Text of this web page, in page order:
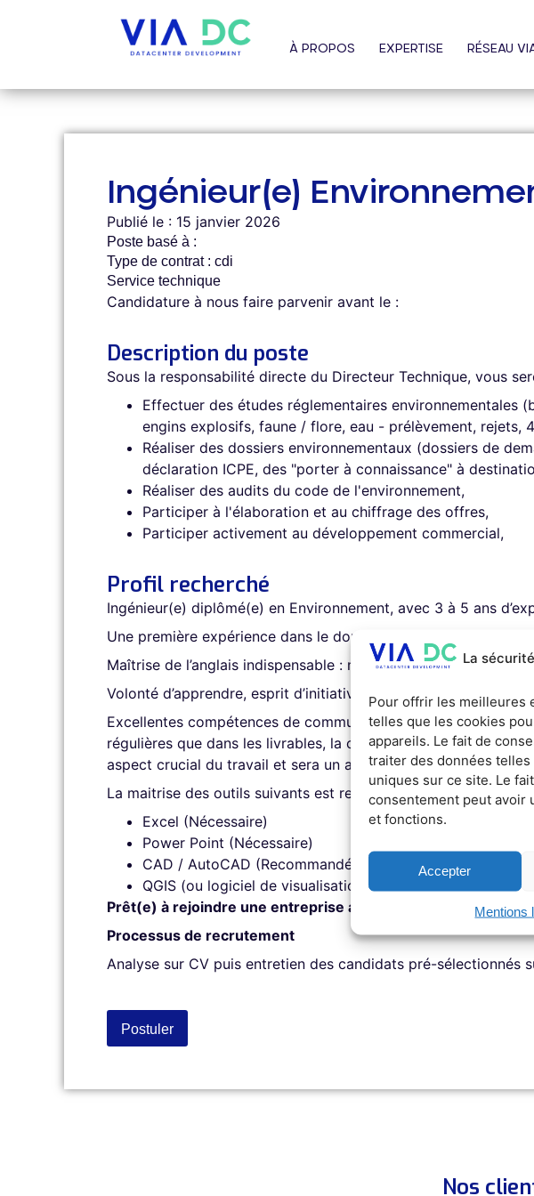
La
Pour offrir les meilleures
telles que les cookies
appareils. Le fait de
traiter des données
uniques sur ce site. Le
consentement peut avoir
et fonctions.
Accepter
Mentions
À PROPOS EXPERTISE RÉSEAU
Ingénieur(e)
Publié le : 15 janvier 2026
Poste basé à :
Type de contrat : cdi
Service technique
Candidature à nous faire parvenir avant le :
Description du poste
Sous la responsabilité directe du Directeur Technique, vous
Effectuer des études réglementaires environnementales
engins explosifs, faune / flore, eau - prélèvement, rejets,
Réaliser des dossiers environnementaux (dossiers de
déclaration ICPE, des "porter à connaissance" à
Réaliser des audits du code de l'environnement,
Participer à l'élaboration et au chiffrage des offres,
Participer activement au développement commercial,
Profil recherché
Ingénieur(e) diplômé(e) en Environnement, avec 3 à 5 ans
Une première expérience dans le domaine du Datacenter serait
Maîtrise de l’anglais indispensable : nos clients sont
Volonté d’apprendre, esprit d’initiative, rigueur et capacité à
Excellentes compétences de communication à l’oral comme
régulières que dans les livrables, la communication orale et
aspect crucial du travail et sera un aspect incontournable du
La maitrise des outils suivants est recommandée ou
Excel (Nécessaire)
Power Point (Nécessaire)
CAD / AutoCAD (Recommandé)
QGIS (ou logiciel de visualisation géographique)
Prêt(e) à rejoindre une entreprise agile, en pleine
Processus de recrutement
Analyse sur CV puis entretien des candidats pré-sélectionnés
Postuler
Nos